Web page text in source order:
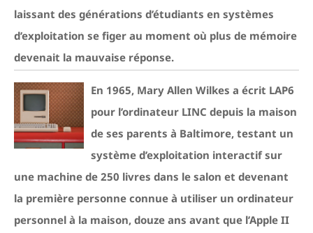
laissant des générations d’étudiants en systèmes
d’exploitation se figer au moment où plus de mémoire
devenait la mauvaise réponse.
En 1965, Mary Allen Wilkes a écrit LAP6
pour l’ordinateur LINC depuis la maison
de ses parents à Baltimore, testant un
système d’exploitation interactif sur
une machine de 250 livres dans le salon et devenant
la première personne connue à utiliser un ordinateur
personnel à la maison, douze ans avant que l’Apple II